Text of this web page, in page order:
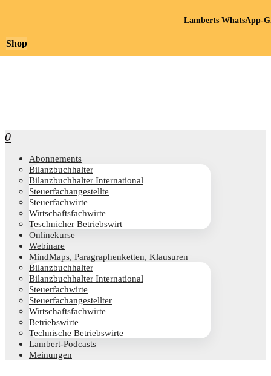
0
Abon­ne­ments
Bilanz­buch­hal­ter
Bilanz­buch­hal­ter International
Steu­er­fach­an­ge­stell­te
Steu­er­fach­wir­te
Wirt­schafts­fach­wir­te
Teschni­cher Betriebswirt
Online­kur­se
Web­i­na­re
Mind­Maps, Para­gra­phen­ket­ten, Klausuren
Bilanz­buch­hal­ter
Bilanz­buch­hal­ter International
Steu­er­fach­wir­te
Steu­er­fach­an­ge­stell­ter
Wirt­schafts­fach­wir­te
Betriebs­wir­te
Tech­ni­sche Betriebswirte
Lam­­bert-Pod­­casts
Mei­nun­gen
Shop
Lamberts WhatsApp-